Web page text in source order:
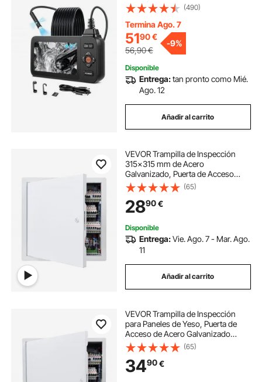
Sonda de 8 mm, Cable de 5 m,
Batería 3000 mAh, Luces LED, 32
GB, para Automoción, Motores y
Fontanería
(490)
Termina Ago. 7
5190€
56,90€
-9%
Disponible
Entrega:tan pronto como Mié.
Ago. 12
Añadir al carrito
VEVOR Trampilla de Inspección
315x315 mm de Acero
Galvanizado, Puerta de Acceso
para Paneles de Yeso, con Pestillo
de Destornillador, para Instalación
de Fontanería y Electricidad en
Techos, Blanco
(65)
2890€
Disponible
Entrega:Vie. Ago. 7 - Mar. Ago.
11
Añadir al carrito
VEVOR Trampilla de Inspección
para Paneles de Yeso, Puerta de
Acceso de Acero Galvanizado
467,5 mm, con Pestillo de
Destornillador, para Instalación de
Fontanería y Electricidad en
Techos, Blanco
(65)
3490€